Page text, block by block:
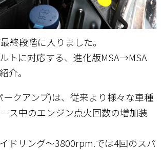
終段階に入りました。
トに対応する、進化版MSA→MSA
介。
ークアンプ)は、従来より様々な車種
ス中のエンジン点火回数の増加装
ドリング～3800rpm.では4回のスパ